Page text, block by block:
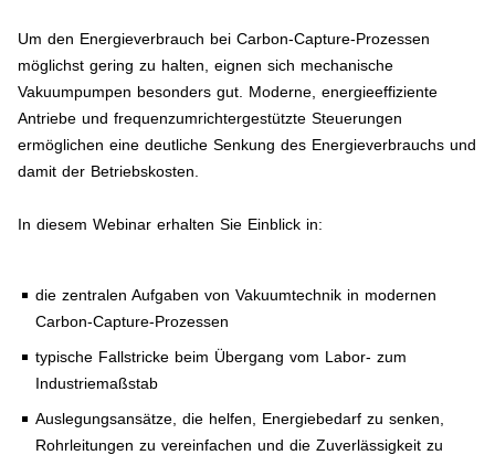
Um den Energieverbrauch bei Carbon-Capture-Prozessen
möglichst gering zu halten, eignen sich mechanische
Vakuumpumpen besonders gut. Moderne, energieeffiziente
Antriebe und frequenzumrichtergestützte Steuerungen
ermöglichen eine deutliche Senkung des Energieverbrauchs und
damit der Betriebskosten.
In diesem Webinar erhalten Sie Einblick in:
die zentralen Aufgaben von Vakuumtechnik in modernen
Carbon-Capture-Prozessen
typische Fallstricke beim Übergang vom Labor- zum
Industriemaßstab
Auslegungsansätze, die helfen, Energiebedarf zu senken,
Rohrleitungen zu vereinfachen und die Zuverlässigkeit zu